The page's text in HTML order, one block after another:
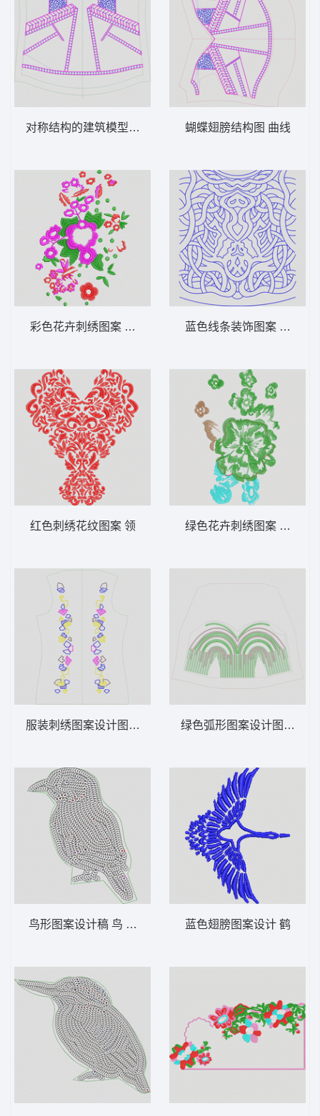
对称结构的建筑模型图 裙 曲线
彩色花卉刺绣图案 花朵
红色刺绣花纹图案 领
服装刺绣图案设计图 几何 条码
鸟形图案设计稿 鸟 珠片
蝴蝶翅膀结构图 曲线
蓝色线条装饰图案 曲线
绿色花卉刺绣图案 花朵
绿色弧形图案设计图 裙 珠
蓝色翅膀图案设计 鹤